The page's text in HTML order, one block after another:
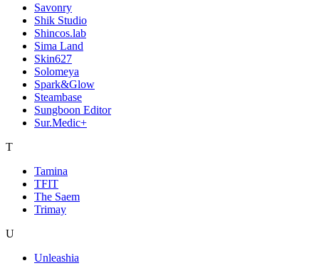
Savonry
Shik Studio
Shincos.lab
Sima Land
Skin627
Solomeya
Spark&Glow
Steambase
Sungboon Editor
Sur.Medic+
T
Tamina
TFIT
The Saem
Trimay
U
Unleashia